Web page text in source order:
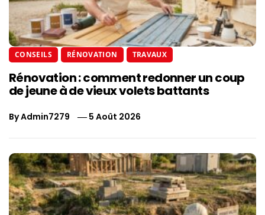
CONSEILS RÉNOVATION TRAVAUX
Rénovation : comment redonner un coup
de jeune à de vieux volets battants
ByAdmin7279 5 Août 2026